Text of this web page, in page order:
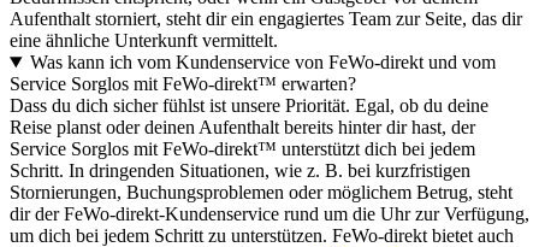
Aufenthalt storniert, steht dir ein engagiertes Team zur Seite, das dir
eine ähnliche Unterkunft vermittelt.
Was kann ich vom Kundenservice von FeWo-direkt und vom
Service Sorglos mit FeWo-direkt™ erwarten?
Dass du dich sicher fühlst ist unsere Priorität. Egal, ob du deine
Reise planst oder deinen Aufenthalt bereits hinter dir hast, der
Service Sorglos mit FeWo-direkt™ unterstützt dich bei jedem
Schritt. In dringenden Situationen, wie z. B. bei kurzfristigen
Stornierungen, Buchungsproblemen oder möglichem Betrug, steht
dir der FeWo-direkt-Kundenservice rund um die Uhr zur Verfügung,
um dich bei jedem Schritt zu unterstützen. FeWo-direkt bietet auch